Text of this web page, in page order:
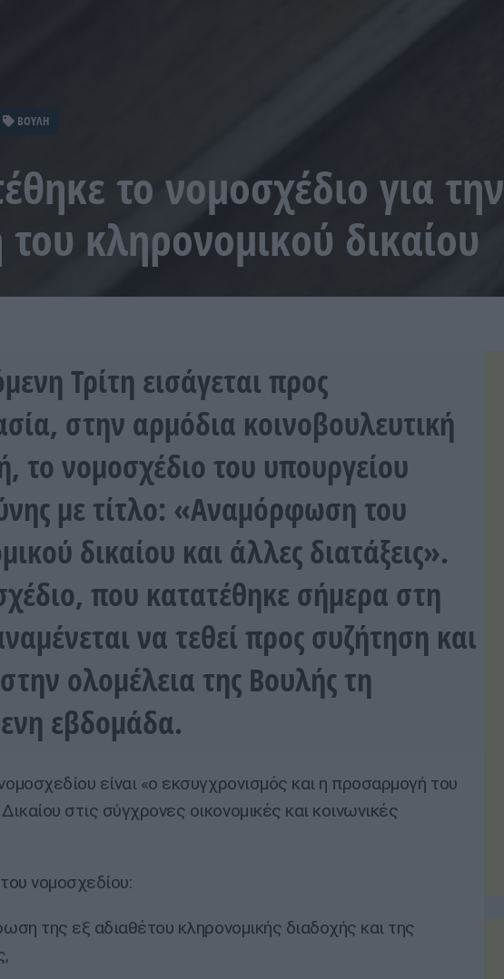
ΒΟΥΛΗ
το νομοσχέδιο για την
κληρονομικού δικαίου
Τρίτη εισάγεται προς
στην αρμόδια κοινοβουλευτική
το νομοσχέδιο του υπουργείου
με τίτλο: «Αναμόρφωση του
δικαίου και άλλες διατάξεις».
που κατατέθηκε σήμερα στη
να τεθεί προς συζήτηση και
ολομέλεια της Βουλής τη
εβδομάδα.
είναι «ο εκσυγχρονισμός και η προσαρμογή του
στις σύγχρονες οικονομικές και κοινωνικές
νομοσχεδίου:
της εξ αδιαθέτου κληρονομικής διαδοχής και της